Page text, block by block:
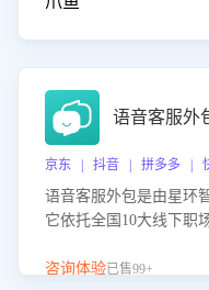
语音客服外
京东 | 抖音 | 拼多多 |
语音客服外包是由星环
它依托全国10大线下职
客服团队和智能工具提
咨询体验已售99+